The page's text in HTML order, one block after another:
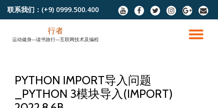
联系我们： (+9) 0999.500.400
fa-
youtube
fa-
facebook
fa-
twitter
fa-
instagram
fa-
google-
plus
fa-
切
行者
运动健身---读书旅行---互联网技术及编程
PYTHON IMPORT导入问题
_PYTHON 3模块导入(IMPORT)